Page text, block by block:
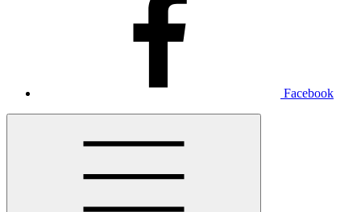
Facebook